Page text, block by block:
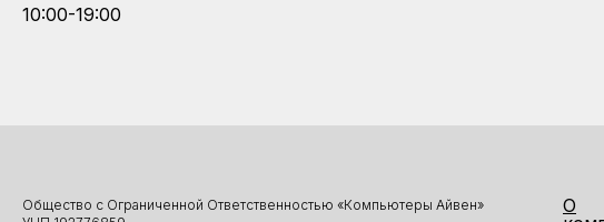
10:00-19:00
Общество с Ограниченной Ответственностью «Компьютеры Айвен»
О